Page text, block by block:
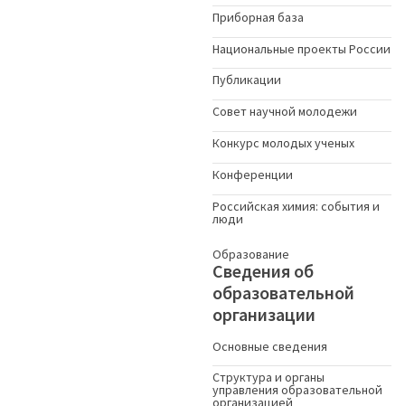
Приборная база
Национальные проекты России
Публикации
Совет научной молодежи
Конкурс молодых ученыx
Конференции
Российская химия: события и
люди
Образование
Сведения об
образовательной
организации
Основные сведения
Структура и органы
управления образовательной